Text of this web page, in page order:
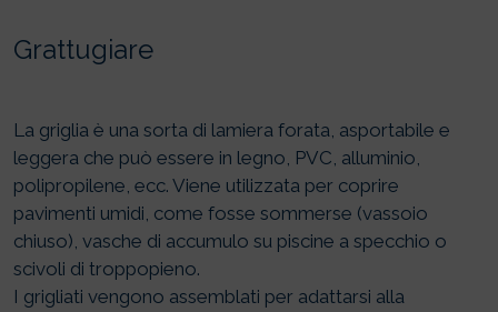
Grattugiare
La griglia è una sorta di lamiera forata, asportabile e
leggera che può essere in legno, PVC, alluminio,
polipropilene, ecc. Viene utilizzata per coprire
pavimenti umidi, come fosse sommerse (vassoio
chiuso), vasche di accumulo su piscine a specchio o
scivoli di troppopieno.
I grigliati vengono assemblati per adattarsi alla